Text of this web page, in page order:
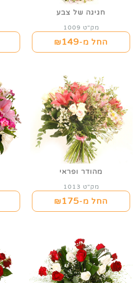
חגיגה של צבע
מק"ט 1009
החל מ-₪149
מהודר ופראי
מק"ט 1013
החל מ-₪175